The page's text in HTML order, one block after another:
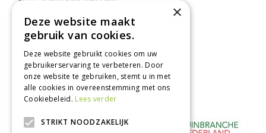
Afhalen in tuincentrum
Betaal veilig
met iDeal - Wero
×
Deze website maakt
gebruik van cookies.
Deze website gebruikt cookies om uw
gebruikerservaring te verbeteren. Door
onze website te gebruiken, stemt u in met
alle cookies in overeenstemming met ons
Cookiebeleid. Lees verder
STRIKT NOODZAKELIJK